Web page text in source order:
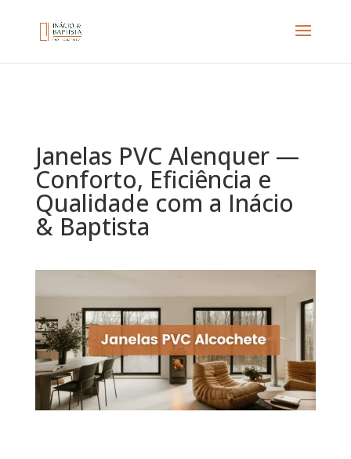
Janelas PVC Alenquer —
Conforto, Eficiência e
Qualidade com a Inácio
& Baptista